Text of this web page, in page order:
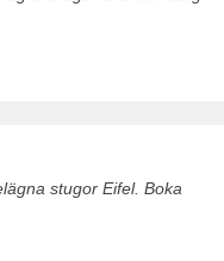
stugor Eifel. Boka